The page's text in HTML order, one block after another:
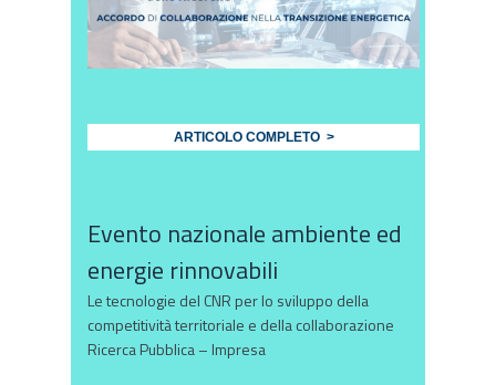
ARTICOLO COMPLETO >
Evento nazionale ambiente ed
energie rinnovabili
Le tecnologie del CNR per lo sviluppo della
competitività territoriale e della collaborazione
Ricerca Pubblica – Impresa